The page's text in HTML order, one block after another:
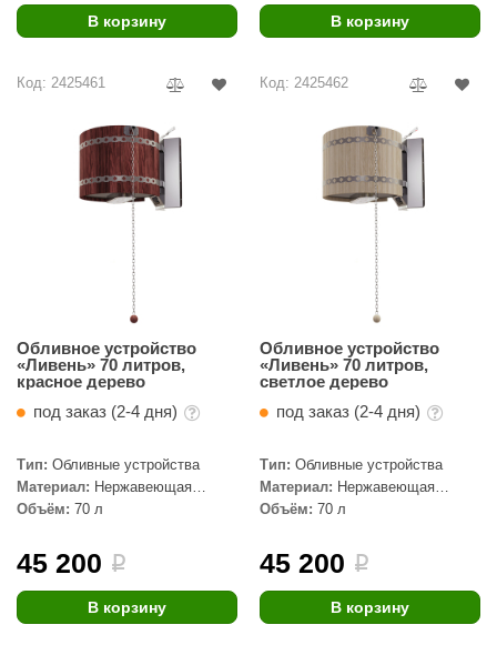
В корзину В корзину
Код: 2425461
Обливное устройство
«Ливень» 70 литров,
красное дерево
под заказ (2-4 дня)
Тип: Обливные устройства
Материал: Нержавеющая
сталь, Дерево
Объём: 70 л
45 200 i
В корзину
Код: 2425462
Обливное устройство
«Ливень» 70 литров,
светлое дерево
под заказ (2-4 дня)
Тип: Обливные устройства
Материал: Нержавеющая
сталь, Дерево
Объём: 70 л
45 200 i
В корзину